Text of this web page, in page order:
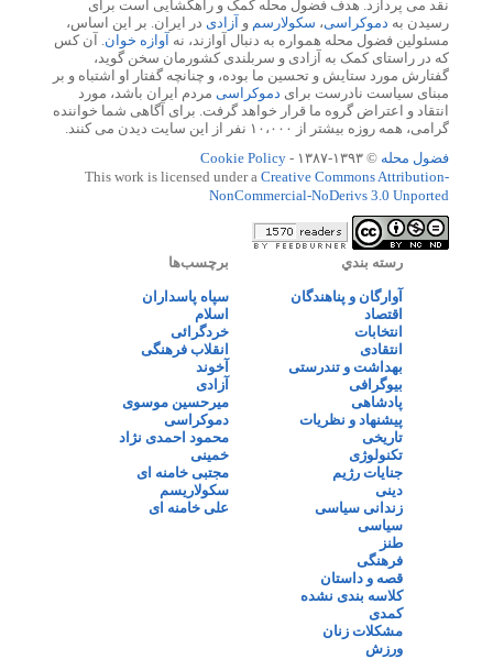
نقد می پردازد. هدف فضول محله کمک و راهگشایی است برای
رسیدن به دموکراسی، سکولارسم و آزادی در ایران. بر این اساس،
مسئولین فضول محله همواره به دنبال آوازند، نه آوازه خوان. آن کس
که در راستای کمک به آزادی و سربلندی کشورمان سخن گوید،
گفتارش مورد ستایش و تحسین ما بوده، و چنانچه گفتار او اشتباه و بر
مبنای سیاست نادرست برای دموکراسی مردم ایران باشد، مورد
انتقاد و اعتراض گروه ما قرار خواهد گرفت. برای آگاهی شما خواننده
گرامی، همه روزه بیشتر از ۱۰،۰۰۰ نفر از این سایت دیدن می کنند.
فضول محله © ۱۳۹۳-۱۳۸۷ -
Cookie Policy
This work is licensed under a Creative Commons Attribution-
NonCommercial-NoDerivs 3.0 Unported
رسته بندي
آوارگان و پناهندگان
اقتصاد
انتخابات
انتقادی
بهداشت و تندرستی
بیوگرافی
پادشاهی
پیشنهاد و نظریات
تاریخی
تکنولوژی
جنایات رژیم
دینی
زندانی سیاسی
سیاسی
طنز
فرهنگی
قصه و داستان
کلاسه بندی نشده
کمدی
مشکلات زنان
ورزش
برچسب‌ها
سپاه پاسداران
اسلام
خردگرائی
انقلاب فرهنگی
آخوند
آزادی
میرحسین موسوی
دموکراسی
محمود احمدی نژاد
خمینی
مجتبی خامنه ای
سکولاریسم
علی خامنه ای